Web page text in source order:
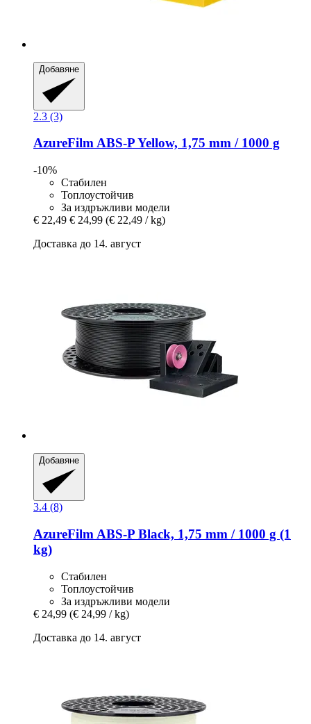
Добавяне
2.3 (3)
AzureFilmABS-​P Yellow, 1,75 mm / 1000 g
-10%
Стабилен
Топлоустойчив
За издръжливи модели
€ 22,49 € 24,99 (€ 22,49 / kg)
Доставка до 14. август
Добавяне
3.4 (8)
AzureFilm ABS-​P Black, 1,75 mm / 1000 g (1
kg)
Стабилен
Топлоустойчив
За издръжливи модели
€ 24,99 (€ 24,99 / kg)
Доставка до 14. август